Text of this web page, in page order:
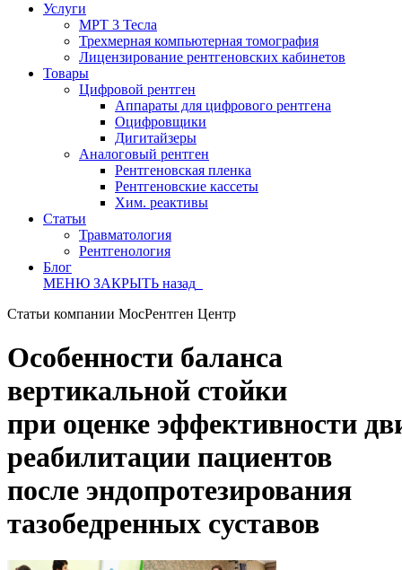
Услуги
МРТ 3 Тесла
Трехмерная компьютерная томография
Лицензирование рентгеновских кабинетов
Товары
Цифровой рентген
Аппараты для цифрового рентгена
Оцифровщики
Дигитайзеры
Аналоговый рентген
Рентгеновская пленка
Рентгеновские кассеты
Хим. реактивы
Статьи
Травматология
Рентгенология
Блог
МЕНЮ ЗАКРЫТЬ назад
Статьи компании МосРентген Центр
Особенности баланса
вертикальной стойки
при оценке эффективности
реабилитации пациентов
после эндопротезирования
тазобедренных суставов